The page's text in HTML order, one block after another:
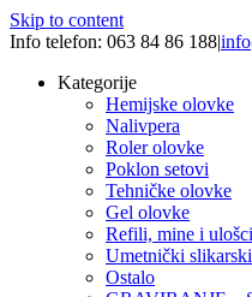
Skip to content
Info telefon: 063 84 86 188|
Kategorije
Hemijske olovke
Nalivpera
Roler olovke
Poklon setovi
Tehničke olovke
Gel olovke
Refili, mine i ulošci
Umetnički
Ostalo